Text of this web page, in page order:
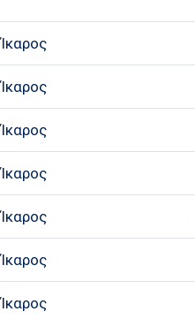
Ίκαρος
Ίκαρος
Ίκαρος
Ίκαρος
Ίκαρος
Ίκαρος
Ίκαρος